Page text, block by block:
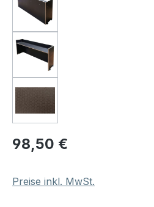
Regulärer Preis:
98,50 €
Preise inkl. MwSt.